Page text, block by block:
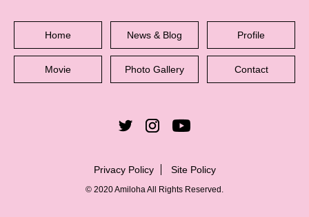
Home News & Blog Profile
Movie Photo Gallery Contact
Privacy Policy Site Policy
© 2020 Amiloha All Rights Reserved.